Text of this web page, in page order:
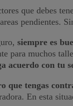
que debes
pendientes.
siempre es
para muchos
acuerdo con tu
que tengas
En esta